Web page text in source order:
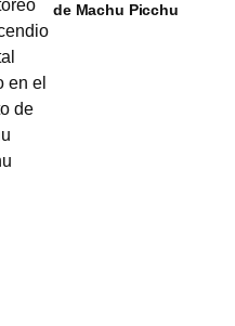
de Machu Picchu